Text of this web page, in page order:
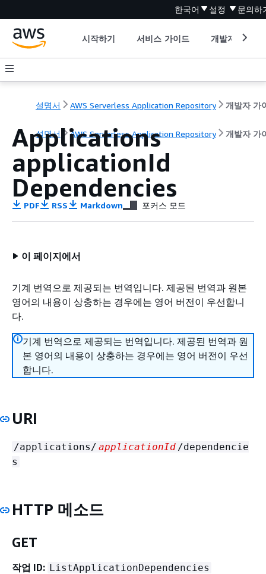
한국어 설정 문의하
시작하기 서비스 가이드 개발자 도구
설명서 AWS Serverless Application Repository 개발자 가
설명서 AWS Serverless Application Repository 개발자 가
Applications
applicationId
Dependencies
PDF RSS Markdown 포커스 모드
이 페이지에서
기계 번역으로 제공되는 번역입니다. 제공된 번역과 원본
영어의 내용이 상충하는 경우에는 영어 버전이 우선합니
다.
기계 번역으로 제공되는 번역입니다. 제공된 번역과 원
본 영어의 내용이 상충하는 경우에는 영어 버전이 우선
합니다.
URI
/applications/ applicationId /dependencie
s
HTTP 메소드
GET
작업 ID: ListApplicationDependencies